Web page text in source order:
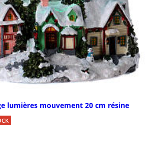
lumières mouvement 20 cm résine